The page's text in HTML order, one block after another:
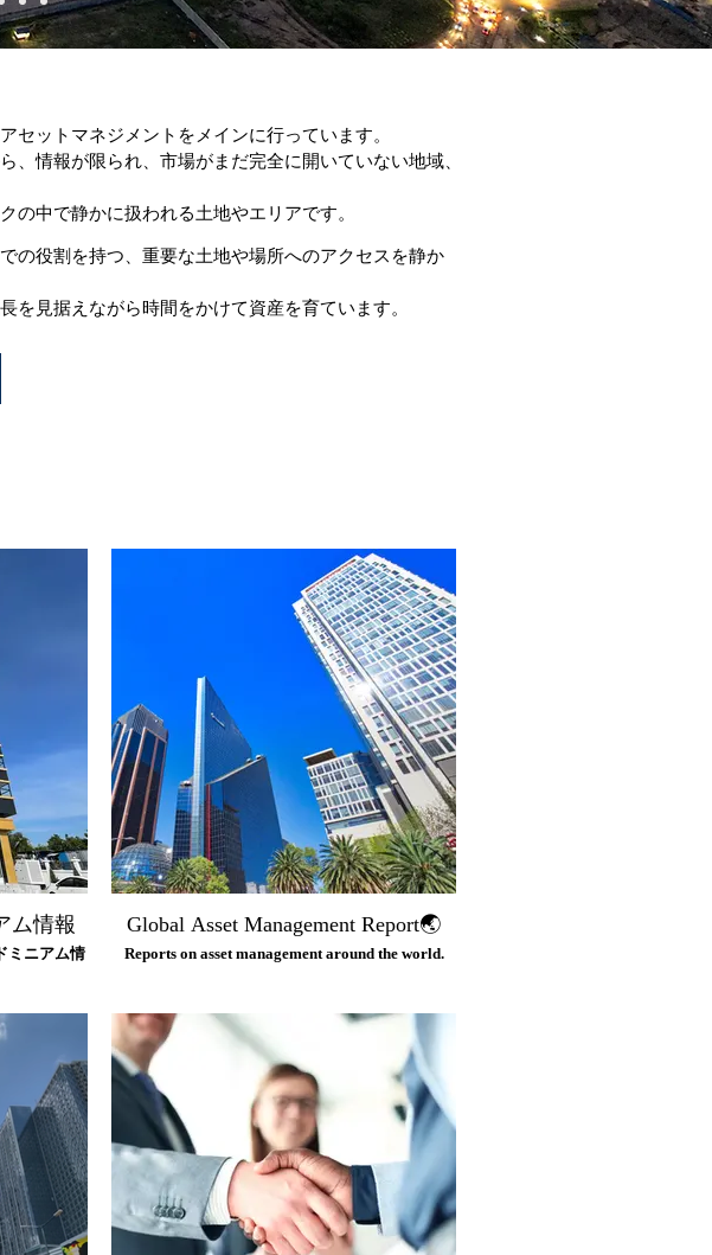
セットマネジメントをメインに行っています。
情報が限られ、市場がまだ完全に開いていない地域、
の中で静かに扱われる土地やエリアです。
の役割を持つ、重要な土地や場所へのアクセスを静か
を見据えながら 時間をかけて資産を育ています。
ム情報
ミニアム情
Global Asset Management Report🌏
Reports on asset management around the world.